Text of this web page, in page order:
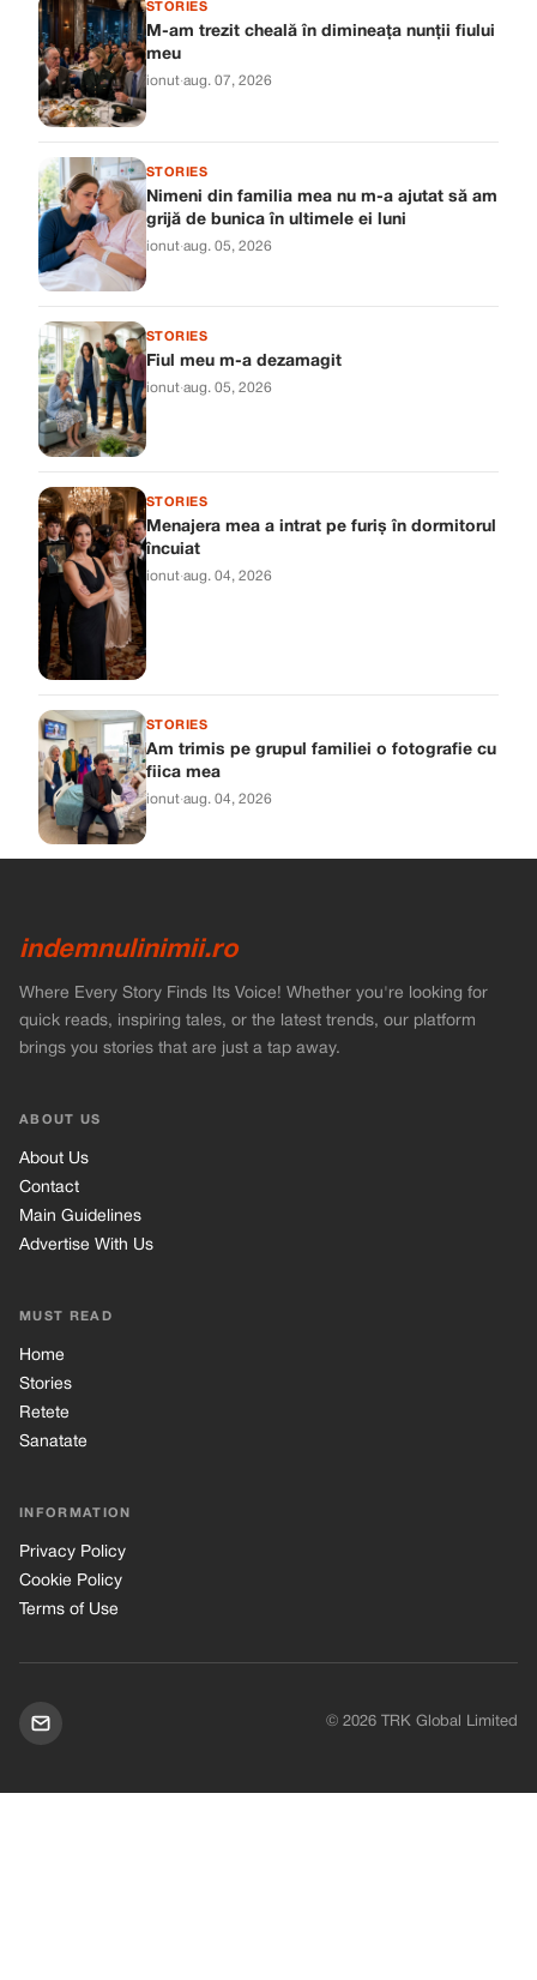
STORIES
M-am trezit cheală în dimineața nunții fiului
meu
ionut·aug. 07, 2026
STORIES
Nimeni din familia mea nu m-a ajutat să am
grijă de bunica în ultimele ei luni
ionut·aug. 05, 2026
STORIES
Fiul meu m-a dezamagit
ionut·aug. 05, 2026
STORIES
Menajera mea a intrat pe furiș în dormitorul
încuiat
ionut·aug. 04, 2026
STORIES
Am trimis pe grupul familiei o fotografie cu
fiica mea
ionut·aug. 04, 2026
indemnulinimii.ro
Where Every Story Finds Its Voice! Whether you're looking for
quick reads, inspiring tales, or the latest trends, our platform
brings you stories that are just a tap away.
ABOUT US
About Us
Contact
Main Guidelines
Advertise With Us
MUST READ
Home
Stories
Retete
Sanatate
INFORMATION
Privacy Policy
Cookie Policy
Terms of Use
© 2026 TRK Global Limited